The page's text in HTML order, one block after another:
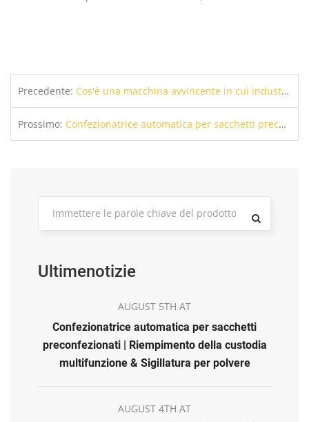
Precedente: Cos'è una macchina avvincente in cui industrie è utilizzata principalmente in?
Prossimo: Confezionatrice automatica per sacchetti preconfezionati | Riempimento della custodia multifunzione & Sigillatura per polvere
Ultimenotizie
AUGUST 5TH AT
Confezionatrice automatica per sacchetti
preconfezionati | Riempimento della custodia
multifunzione & Sigillatura per polvere
AUGUST 4TH AT